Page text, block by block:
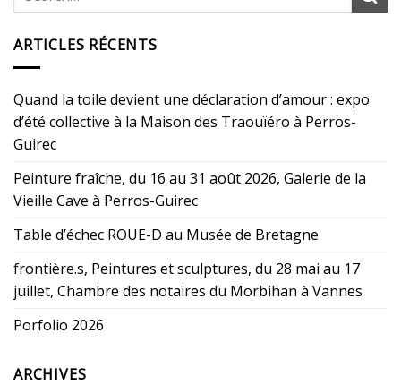
ARTICLES RÉCENTS
Quand la toile devient une déclaration d’amour : expo
d’été collective à la Maison des Traouïéro à Perros-
Guirec
Peinture fraîche, du 16 au 31 août 2026, Galerie de la
Vieille Cave à Perros-Guirec
Table d’échec ROUE-D au Musée de Bretagne
frontière.s, Peintures et sculptures, du 28 mai au 17
juillet, Chambre des notaires du Morbihan à Vannes
Porfolio 2026
ARCHIVES